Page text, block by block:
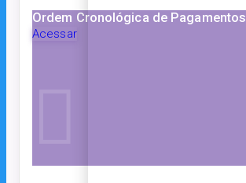
Ordem Cronológica de Pagamentos
Acessar